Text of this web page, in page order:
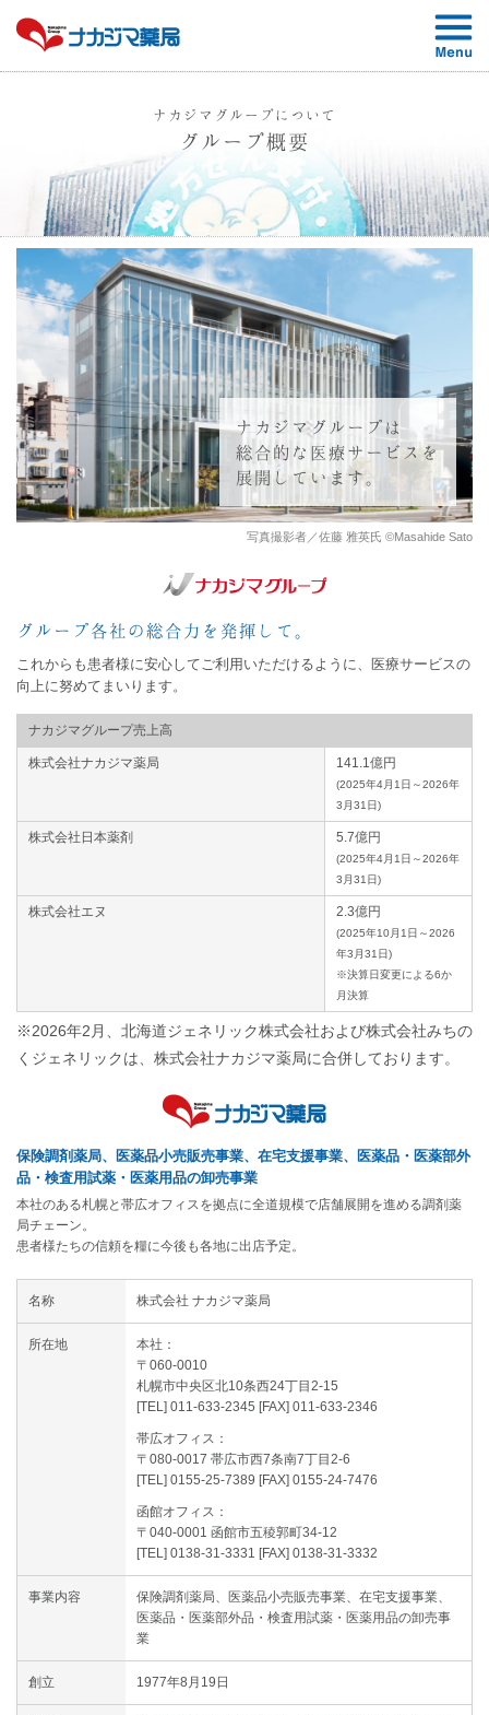
ナカジマグループについて
グループ概要
ナカジマグループは
総合的な医療サービスを
展開しています。
写真撮影者／佐藤 雅英氏 ©Masahide Sato
グループ各社の総合力を発揮して。
これからも患者様に安心してご利用いただけるように、
医療サービスの
向上に努めてまいります。
ナカジマグループ売上高
株式会社ナカジマ薬局 141.1億円
(2025年4月1日～2026年
3月31日)
株式会社日本薬剤 5.7億円
(2025年4月1日～2026年
3月31日)
株式会社エヌ 2.3億円
(2025年10月1日～2026
年3月31日)
※決算日変更による6か
月決算
※2026年2月、北海道ジェネリック株式会社および株式会社みちの
くジェネリックは、株式会社ナカジマ薬局に合併しております。
保険調剤薬局、医薬品小売販売事業、在宅支援事業、医薬品・医薬部外
品・検査用試薬・医薬用品の卸売事業
本社のある札幌と帯広オフィスを拠点に全道規模で店舗展開を進める調剤薬
局チェーン。
患者様たちの信頼を糧に今後も各地に出店予定。
名称 株式会社 ナカジマ薬局
所在地
本社：
〒060-0010
札幌市中央区北10条西24丁目2-15
[TEL] 011-633-2345 [FAX] 011-633-2346
帯広オフィス：
〒080-0017 帯広市西7条南7丁目2-6
[TEL] 0155-25-7389 [FAX] 0155-24-7476
函館オフィス：
〒040-0001 函館市五稜郭町34-12
[TEL] 0138-31-3331 [FAX] 0138-31-3332
事業内容
保険調剤薬局、医薬品小売販売事業、在宅支援事業、
医薬品・医薬部外品・検査用試薬・医薬用品の卸売事
業
創立 1977年8月19日